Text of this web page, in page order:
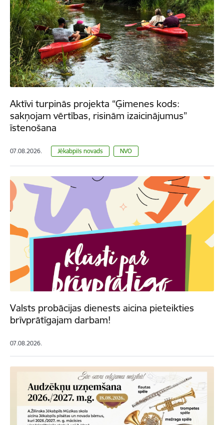
Aktīvi turpinās projekta “Ģimenes kods:
sakņojam vērtības, risinām izaicinājumus”
īstenošana
07.08.2026. Jēkabpils novads NVO
Valsts probācijas dienests aicina pieteikties
brīvprātīgajam darbam!
07.08.2026.